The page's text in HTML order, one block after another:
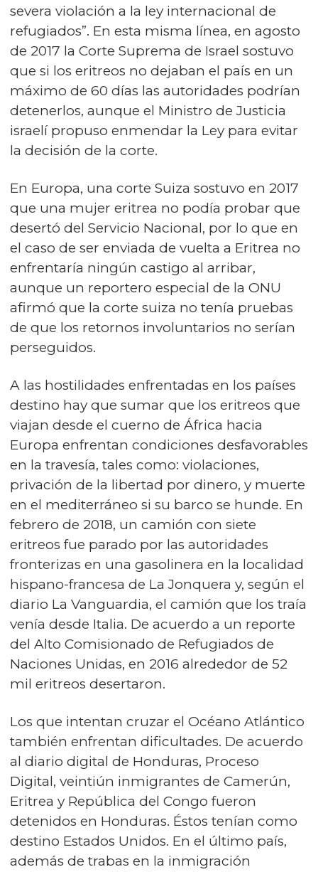
severa violación a la ley internacional de
refugiados”. En esta misma línea, en agosto
de 2017 la Corte Suprema de Israel sostuvo
que si los eritreos no dejaban el país en un
máximo de 60 días las autoridades podrían
detenerlos, aunque el Ministro de Justicia
israelí propuso enmendar la Ley para evitar
la decisión de la corte.
En Europa, una corte Suiza sostuvo en 2017
que una mujer eritrea no podía probar que
desertó del Servicio Nacional, por lo que en
el caso de ser enviada de vuelta a Eritrea no
enfrentaría ningún castigo al arribar,
aunque un reportero especial de la ONU
afirmó que la corte suiza no tenía pruebas
de que los retornos involuntarios no serían
perseguidos.
A las hostilidades enfrentadas en los países
destino hay que sumar que los eritreos que
viajan desde el cuerno de África hacia
Europa enfrentan condiciones desfavorables
en la travesía, tales como: violaciones,
privación de la libertad por dinero, y muerte
en el mediterráneo si su barco se hunde. En
febrero de 2018, un camión con siete
eritreos fue parado por las autoridades
fronterizas en una gasolinera en la localidad
hispano-francesa de La Jonquera y, según el
diario La Vanguardia, el camión que los traía
venía desde Italia. De acuerdo a un reporte
del Alto Comisionado de Refugiados de
Naciones Unidas, en 2016 alrededor de 52
mil eritreos desertaron.
Los que intentan cruzar el Océano Atlántico
también enfrentan dificultades. De acuerdo
al diario digital de Honduras, Proceso
Digital, veintiún inmigrantes de Camerún,
Eritrea y República del Congo fueron
detenidos en Honduras. Éstos tenían como
destino Estados Unidos. En el último país,
además de trabas en la inmigración